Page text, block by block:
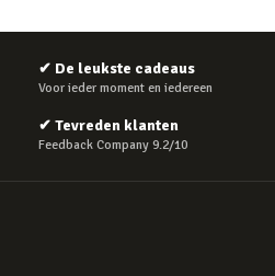
✔ De leukste cadeaus
Voor ieder moment en iedereen
✔ Tevreden klanten
Feedback Company 9.2/10